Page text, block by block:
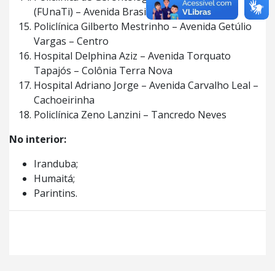
(FUnaTi) – Avenida Brasil – Compensa
Policlínica Gilberto Mestrinho – Avenida Getúlio
Vargas – Centro
Hospital Delphina Aziz – Avenida Torquato
Tapajós – Colônia Terra Nova
Hospital Adriano Jorge – Avenida Carvalho Leal –
Cachoeirinha
Policlínica Zeno Lanzini – Tancredo Neves
No interior:
Iranduba;
Humaitá;
Parintins.